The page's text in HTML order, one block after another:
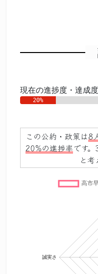
現在の進捗度・達成
20%
この公約・政策は8
20%の進捗率です
と考